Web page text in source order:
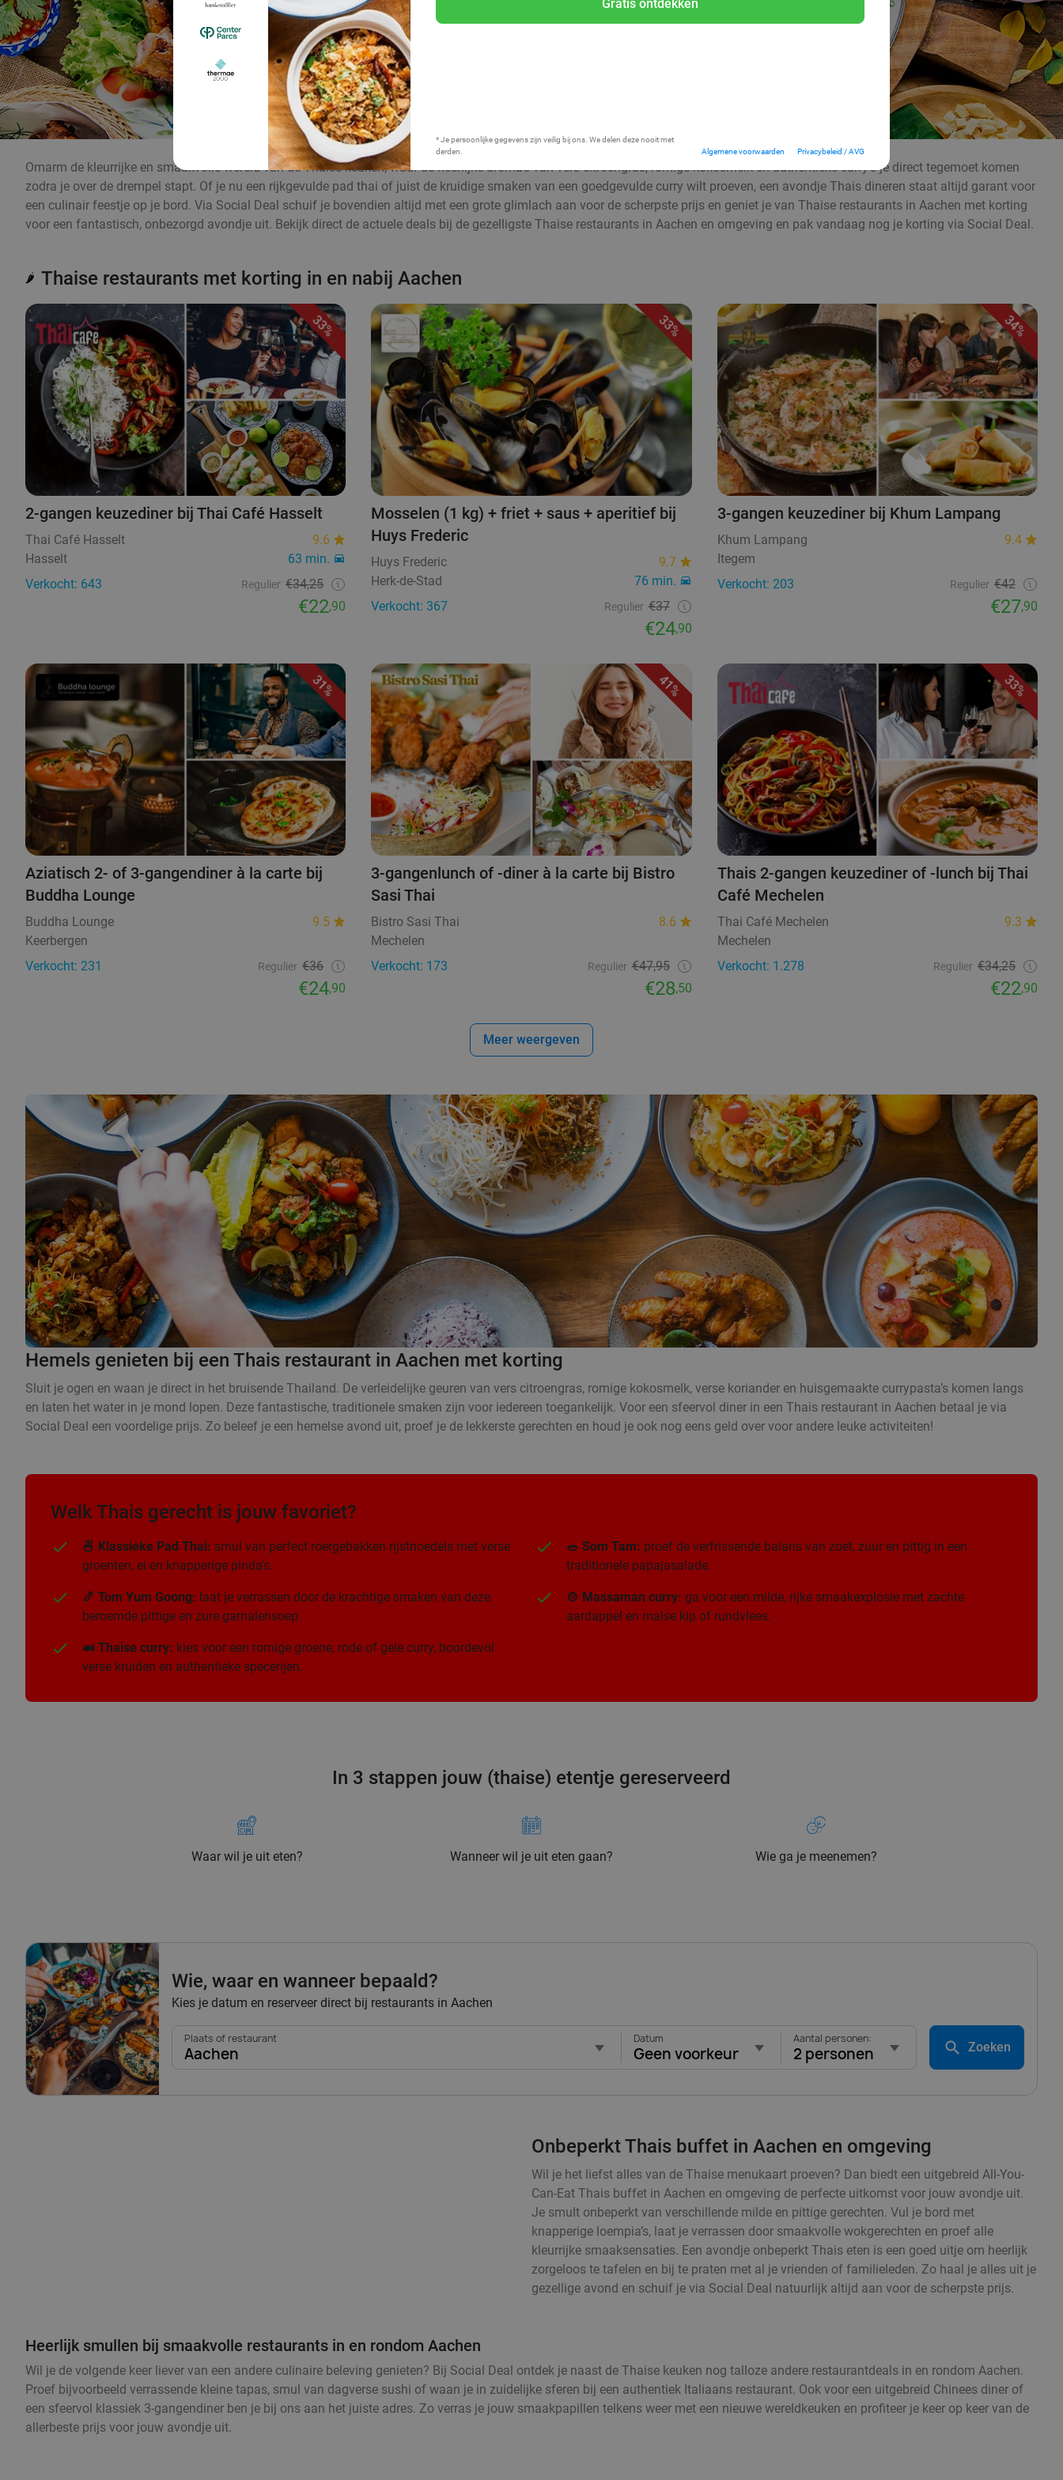
Gratis ontdekken
* Je persoonlijke gegevens zijn veilig bij ons. We delen deze nooit met
derden.
Algemene voorwaarden Privacybeleid / AVG
Omarm de kleurrijke en smaakvolle wereld van de Thaise keuken, waar de heerlijke aroma’s van vers citroengras, romige kokosmelk en authentieke curry’s je direct tegemoet komen
zodra je over de drempel stapt. Of je nu een rijkgevulde pad thai of juist de kruidige smaken van een goedgevulde curry wilt proeven, een avondje Thais dineren staat altijd garant voor
een culinair feestje op je bord. Via Social Deal schuif je bovendien altijd met een grote glimlach aan voor de scherpste prijs en geniet je van Thaise restaurants in Aachen met korting
voor een fantastisch, onbezorgd avondje uit. Bekijk direct de actuele deals bij de gezelligste Thaise restaurants in Aachen en omgeving en pak vandaag nog je korting via Social Deal.
🌶️ Thaise restaurants met korting in en nabij Aachen
33%
2-gangen keuzediner bij Thai Café Hasselt
Thai Café Hasselt
9.6
Hasselt
63 min.
Verkocht: 643
Regulier €34,25
€22,90
33%
Mosselen (1 kg) + friet + saus + aperitief bij
Huys Frederic
Huys Frederic
9.7
Herk-de-Stad
76 min.
Verkocht: 367
Regulier €37
€24,90
34%
3-gangen keuzediner bij Khum Lampang
Khum Lampang
9.4
Itegem
Verkocht: 203
Regulier €42
€27,90
31%
Aziatisch 2- of 3-gangendiner à la carte bij
Buddha Lounge
Buddha Lounge
9.5
Keerbergen
Verkocht: 231
Regulier €36
€24,90
41%
3-gangenlunch of -diner à la carte bij Bistro
Sasi Thai
Bistro Sasi Thai
8.6
Mechelen
Verkocht: 173
Regulier €47,95
€28,50
33%
Thais 2-gangen keuzediner of -lunch bij Thai
Café Mechelen
Thai Café Mechelen
9.3
Mechelen
Verkocht: 1.278
Regulier €34,25
€22,90
Meer weergeven
Hemels genieten bij een Thais restaurant in Aachen met korting
Sluit je ogen en waan je direct in het bruisende Thailand. De verleidelijke geuren van vers citroengras, romige kokosmelk, verse koriander en huisgemaakte currypasta’s komen langs
en laten het water in je mond lopen. Deze fantastische, traditionele smaken zijn voor iedereen toegankelijk. Voor een sfeervol diner in een Thais restaurant in Aachen betaal je via
Social Deal een voordelige prijs. Zo beleef je een hemelse avond uit, proef je de lekkerste gerechten en houd je ook nog eens geld over voor andere leuke activiteiten!
Welk Thais gerecht is jouw favoriet?
🍜 Klassieke Pad Thai: smul van perfect roergebakken rijstnoedels met verse
groenten, ei en knapperige pinda's.
🍤 Tom Yum Goong: laat je verrassen door de krachtige smaken van deze
beroemde pittige en zure garnalensoep.
🍛 Thaise curry: kies voor een romige groene, rode of gele curry, boordevol
verse kruiden en authentieke specerijen.
🥗 Som Tam: proef de verfrissende balans van zoet, zuur en pittig in een
traditionele papajasalade.
🍲 Massaman curry: ga voor een milde, rijke smaakexplosie met zachte
aardappel en malse kip of rundvlees.
In 3 stappen jouw (thaise) etentje gereserveerd
Waar wil je uit eten? Wanneer wil je uit eten gaan? Wie ga je meenemen?
Wie, waar en wanneer bepaald?
Kies je datum en reserveer direct bij restaurants in Aachen
Plaats of restaurant
Aachen
Datum
Geen voorkeur
Aantal personen:
2 personen Zoeken
Onbeperkt Thais buffet in Aachen en omgeving
Wil je het liefst alles van de Thaise menukaart proeven? Dan biedt een uitgebreid All-You-
Can-Eat Thais buffet in Aachen en omgeving de perfecte uitkomst voor jouw avondje uit.
Je smult onbeperkt van verschillende milde en pittige gerechten. Vul je bord met
knapperige loempia’s, laat je verrassen door smaakvolle wokgerechten en proef alle
kleurrijke smaaksensaties. Een avondje onbeperkt Thais eten is een goed uitje om heerlijk
zorgeloos te tafelen en bij te praten met al je vrienden of familieleden. Zo haal je alles uit je
gezellige avond en schuif je via Social Deal natuurlijk altijd aan voor de scherpste prijs.
Heerlijk smullen bij smaakvolle restaurants in en rondom Aachen
Wil je de volgende keer liever van een andere culinaire beleving genieten? Bij Social Deal ontdek je naast de Thaise keuken nog talloze andere restaurantdeals in en rondom Aachen.
Proef bijvoorbeeld verrassende kleine tapas, smul van dagverse sushi of waan je in zuidelijke sferen bij een authentiek Italiaans restaurant. Ook voor een uitgebreid Chinees diner of
een sfeervol klassiek 3-gangendiner ben je bij ons aan het juiste adres. Zo verras je jouw smaakpapillen telkens weer met een nieuwe wereldkeuken en profiteer je keer op keer van de
allerbeste prijs voor jouw avondje uit.